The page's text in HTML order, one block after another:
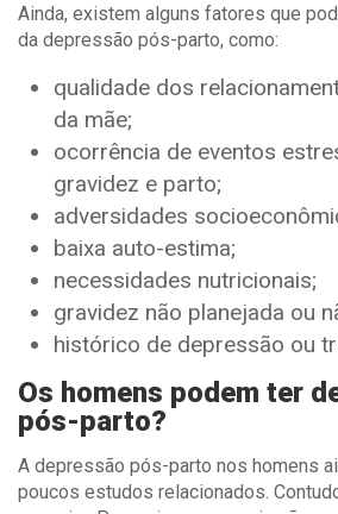
Ainda, existem alguns fatores que
da depressão pós-parto, como:
qualidade dos
da mãe;
ocorrência de eventos
gravidez e parto;
adversidades
baixa auto-estima;
necessidades nutricionais;
gravidez não planejada ou
histórico de depressão ou
Os homens podem ter
pós-parto?
A depressão pós-parto nos homens
poucos estudos relacionados.